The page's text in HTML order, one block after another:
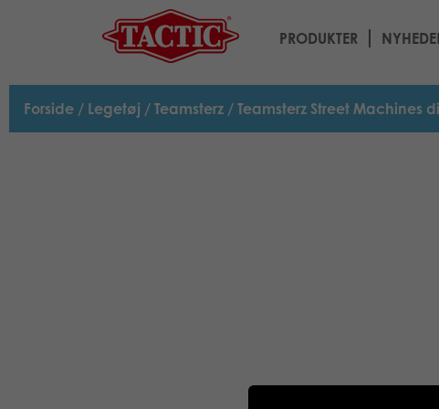
PRODUKTER
Forside / Legetøj / Teamsterz / Teamsterz Street Machines